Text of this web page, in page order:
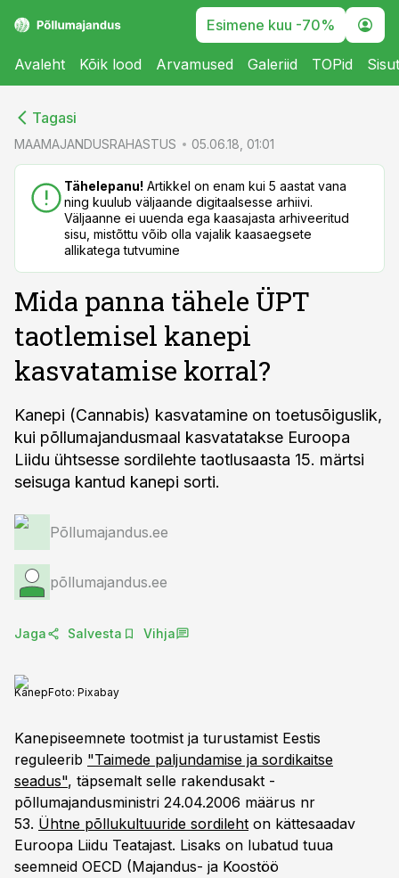
Esimene kuu -70%
Avaleht Kõik lood Arvamused Galeriid TOPid
Tagasi
MAAMAJANDUSRAHASTUS 05.06.18, 01:01
Tähelepanu! Artikkel on enam kui 5 aastat vana
ning kuulub väljaande digitaalsesse arhiivi.
Väljaanne ei uuenda ega kaasajasta arhiveeritud
sisu, mistõttu võib olla vajalik kaasaegsete
allikatega tutvumine
Mida panna tähele ÜPT
taotlemisel kanepi
kasvatamise korral?
Kanepi (Cannabis) kasvatamine on toetusõiguslik,
kui põllumajandusmaal kasvatatakse Euroopa
Liidu ühtsesse sordilehte taotlusaasta 15. märtsi
seisuga kantud kanepi sorti.
Põllumajandus.ee
põllumajandus.ee
Jaga Salvesta Vihja
KanepFoto: Pixabay
Kanepiseemnete tootmist ja turustamist Eestis
reguleerib "Taimede paljundamise ja sordikaitse
seadus", täpsemalt selle rakendusakt -
põllumajandusministri 24.04.2006 määrus nr
53. Ühtne põllukultuuride sordileht on kättesaadav
Euroopa Liidu Teatajast. Lisaks on lubatud tuua
seemneid OECD (Majandus- ja Koostöö